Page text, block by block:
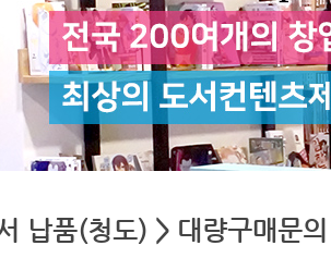
납품(청도) > 대량구매문의